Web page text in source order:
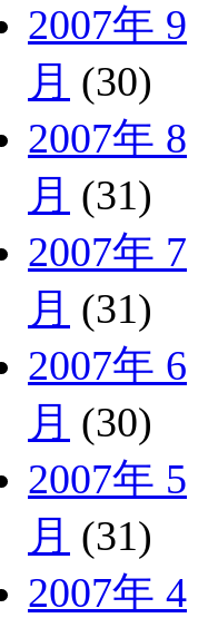
2007年 9
月 (30)
2007年 8
月 (31)
2007年 7
月 (31)
2007年 6
月 (30)
2007年 5
月 (31)
2007年 4